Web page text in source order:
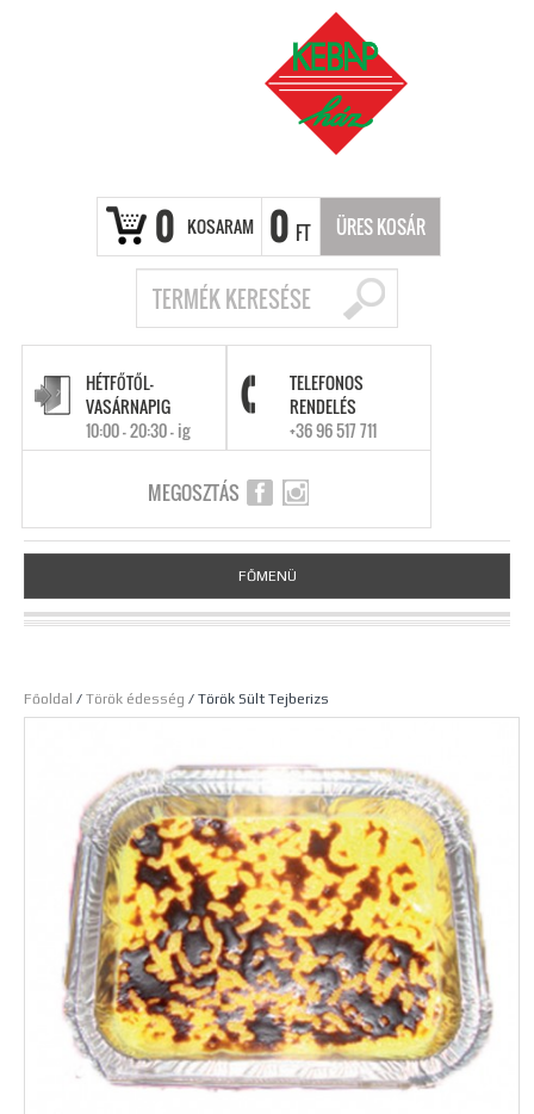
0 KOSARAM 0 FT ÜRES KOSÁR
HÉTFŐTŐL-
VASÁRNAPIG
10:00 - 20:30 - ig
TELEFONOS
RENDELÉS
+36 96 517 711
MEGOSZTÁS
FŐMENÜ
Főoldal / Török édesség / Török Sült Tejberizs